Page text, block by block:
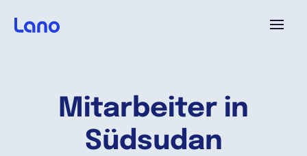
Mitarbeiter in
Südsudan
Warum Lano?